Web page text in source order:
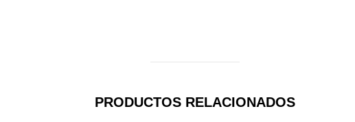
PRODUCTOS RELACIONADOS